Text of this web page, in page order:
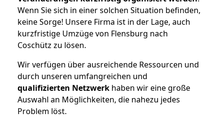
Wenn Sie sich in einer solchen Situation befinden,
keine Sorge! Unsere Firma ist in der Lage, auch
kurzfristige Umzüge von Flensburg nach
Coschütz zu lösen.
Wir verfügen über ausreichende Ressourcen und
durch unseren umfangreichen und
qualifizierten Netzwerk haben wir eine große
Auswahl an Möglichkeiten, die nahezu jedes
Problem löst.